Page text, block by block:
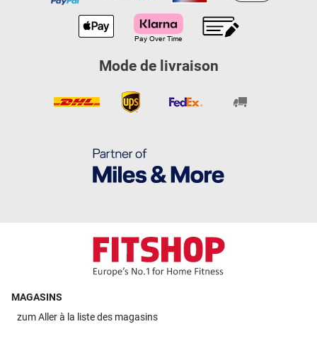
Mode de livraison
MAGASINS
zumAller à la liste des magasins